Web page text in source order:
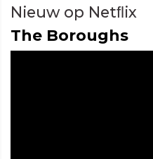
Nieuw op Netﬂix
The Boroughs